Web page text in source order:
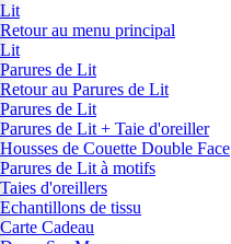
Lit
Retour au menu principal
Lit
Parures de Lit
Retour au Parures de Lit
Parures de Lit
Parures de Lit + Taie d'oreiller
Housses de Couette Double Face
Parures de Lit à motifs
Taies d'oreillers
Echantillons de tissu
Carte Cadeau